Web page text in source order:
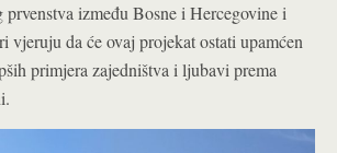
između Bosne i Hercegovine i
vjeruju da će ovaj projekat ostati upamćen
primjera zajedništva i ljubavi prema